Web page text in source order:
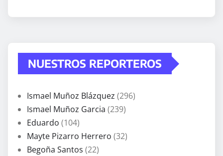
NUESTROS REPORTEROS
Ismael Muñoz Blázquez (296)
Ismael Muñoz Garcia (239)
Eduardo (104)
Mayte Pizarro Herrero (32)
Begoña Santos (22)